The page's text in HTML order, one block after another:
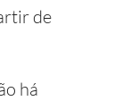
de
há